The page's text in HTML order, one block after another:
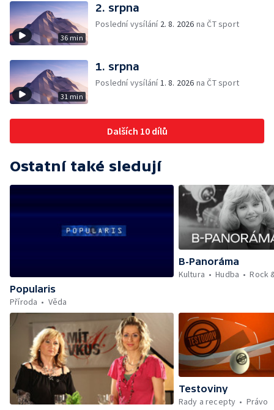
36 min
2. srpna
Poslední vysílání 2. 8. 2026 na ČT sport
31 min
1. srpna
Poslední vysílání1. 8. 2026 na ČT sport
Dalších 10 dílů
Ostatní také sledují
Popularis
Příroda
Věda
B-Panoráma
Kultura
Hudba Rock
Testoviny
Rady a recepty
Právo